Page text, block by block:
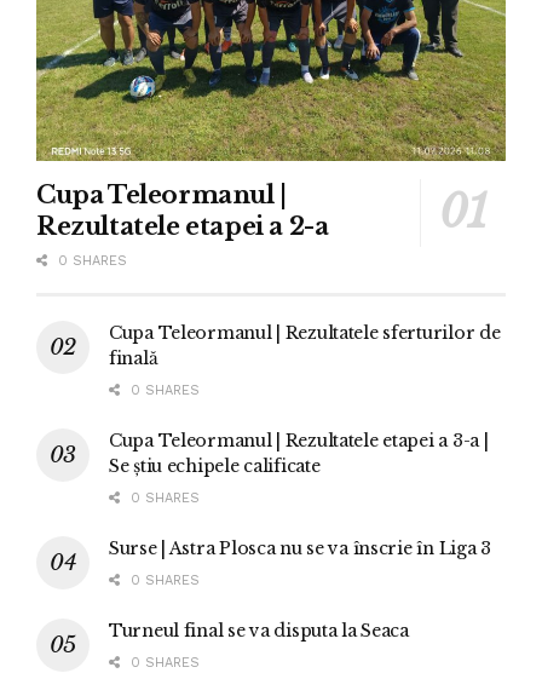
Cupa Teleormanul |
Rezultatele etapei a 2-a
0 SHARES
Cupa Teleormanul | Rezultatele sferturilor de
finală
0 SHARES
Cupa Teleormanul | Rezultatele etapei a 3-a |
Se știu echipele calificate
0 SHARES
Surse | Astra Plosca nu se va înscrie în Liga 3
0 SHARES
Turneul final se va disputa la Seaca
0 SHARES